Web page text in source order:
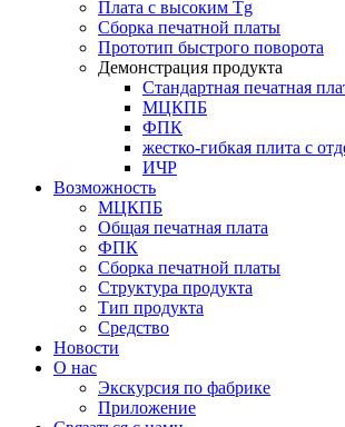
Плата с высоким Tg
Сборка печатной платы
Прототип быстрого поворота
Демонстрация продукта
Стандартная печатная
МЦКПБ
ФПК
жестко-гибкая плита с
ИЧР
Возможность
МЦКПБ
Общая печатная плата
ФПК
Сборка печатной платы
Структура продукта
Тип продукта
Средство
Новости
О нас
Экскурсия по фабрике
Приложение